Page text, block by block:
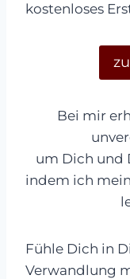
kostenloses
Bei mir
um Dich und
indem ich
Fühle Dich in
Verwandlung